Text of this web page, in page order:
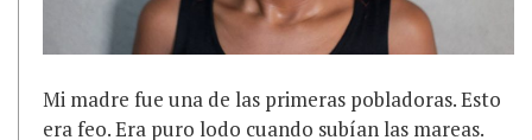
Mi madre fue una de las primeras pobladoras. Esto
era feo. Era puro lodo cuando subían las mareas.